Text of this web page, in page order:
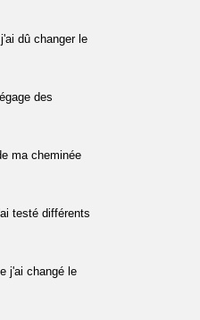
dû changer le
des
ma cheminée
testé différents
j'ai changé le